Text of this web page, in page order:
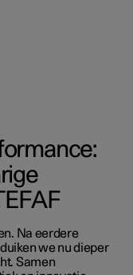
Na eerdere
we nu dieper
Samen